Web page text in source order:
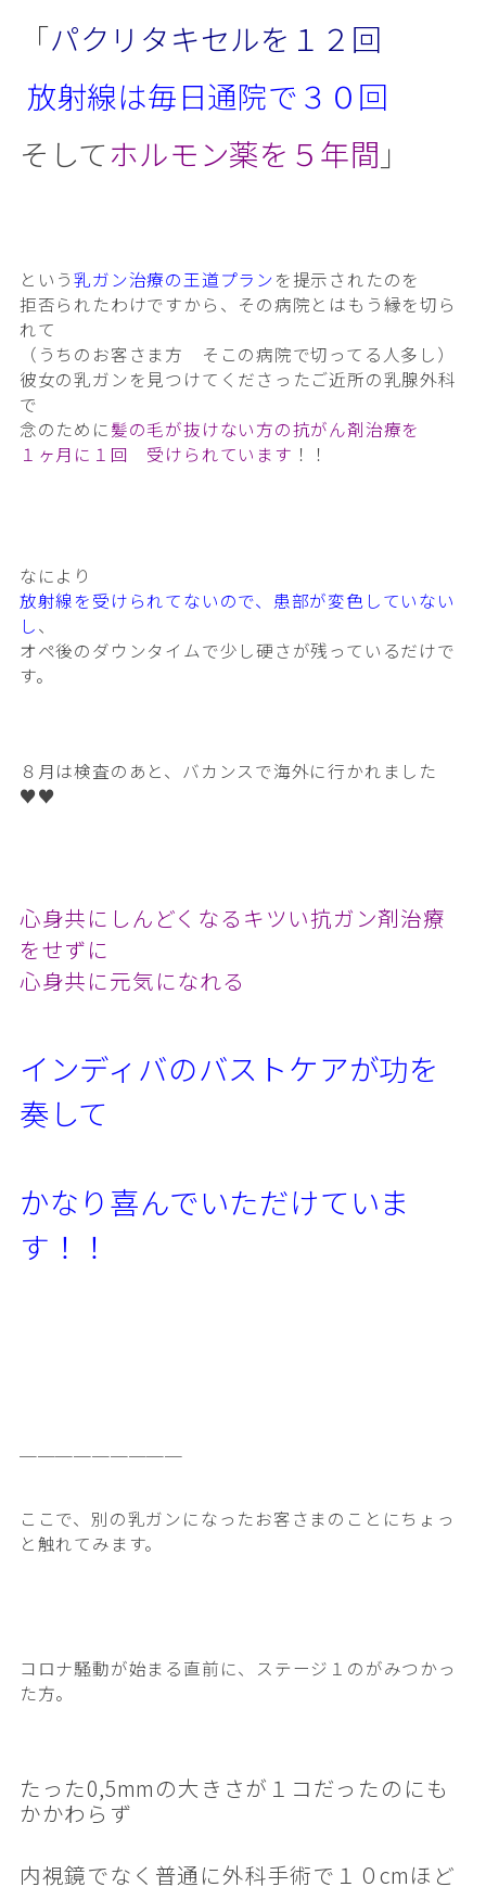
「パクリタキセルを１２回
放射線は毎日通院で３０回
そしてホルモン薬を５年間 」
という乳ガン治療の王道プランを提示されたのを
拒否られたわけですから、その病院とはもう縁を切ら
れて
（うちのお客さま方 そこの病院で切ってる人多し）
彼女の乳ガンを見つけてくださったご近所の乳腺外科
で
念のために髪の毛が抜けない方の抗がん剤治療を
１ヶ月に１回 受けられています ！！
なにより
放射線を受けられてないので、患部が変色していない
し、
オペ後のダウンタイムで少し硬さが残っているだけで
す。
８月は検査のあと、バカンスで海外に行かれました
♥️♥️
心身共にしんどくなるキツい抗ガン剤治療
をせずに
心身共に元気になれる
インディバのバストケアが功を
奏して
かなり喜んでいただけていま
す！！
ここで、別の乳ガンになったお客さまのことにちょっ
と触れてみます。
コロナ騒動が始まる直前に、 ステージ１のがみつかっ
た方。
たった0,5mmの大きさが１コだったのにも
かかわらず
内視鏡でなく普通に外科手術で１０cmほど